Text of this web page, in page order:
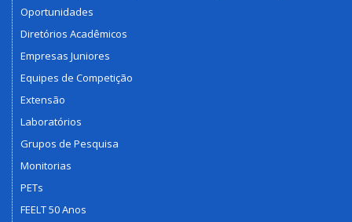
Oportunidades
Diretórios Acadêmicos
Empresas Juniores
Equipes de Competição
Extensão
Laboratórios
Grupos de Pesquisa
Monitorias
PETs
FEELT 50 Anos